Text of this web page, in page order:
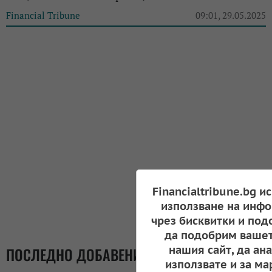
Financial Tribune 09:01, 29.05.2025
ПОСЛЕДНО ДОБАВЕНИ
Financialtribune.bg
използване на
чрез бисквитки и
да подобрим
нашия сайт, да
използвате и за